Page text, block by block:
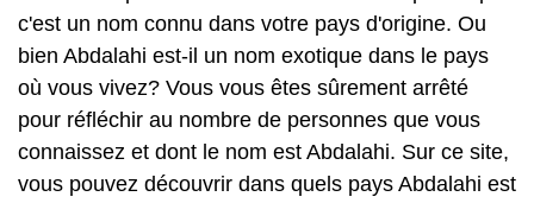
c'est un nom connu dans votre pays d'origine. Ou
bien Abdalahi est-il un nom exotique dans le pays
où vous vivez? Vous vous êtes sûrement arrêté
pour réfléchir au nombre de personnes que vous
connaissez et dont le nom est Abdalahi. Sur ce site,
vous pouvez découvrir dans quels pays Abdalahi est